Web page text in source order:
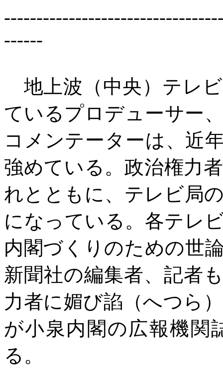
------
地上波（中央）テレ
ているプロデューサー
コメンテーターは、近
強めている。政治権力
れとともに、テレビ局
になっている。各テレ
内閣づくりのための世
新聞社の編集者、記者
力者に媚び諂（へつら
が小泉内閣の広報機関
る。